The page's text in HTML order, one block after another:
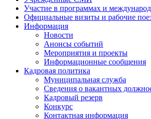
Участие в программах и
Официальные визиты и рабочие
Информация
Новости
Анонсы событий
Мероприятия и проекты
Информационные сообщения
Кадровая политика
Муниципальная служба
Сведения о вакантных
Кадровый резерв
Конкурс
Контактная информация